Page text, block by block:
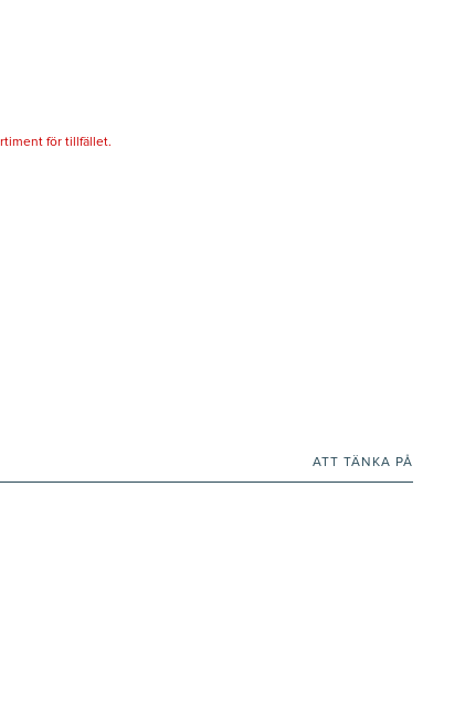
för tillfället.
ATT TÄNKA PÅ